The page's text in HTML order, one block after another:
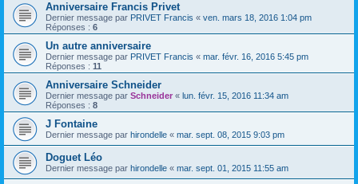
Anniversaire Francis Privet
Dernier message par PRIVET Francis « ven. mars 18, 2016 1:04 pm
Réponses : 6
Un autre anniversaire
Dernier message par PRIVET Francis « mar. févr. 16, 2016 5:45 pm
Réponses : 11
Anniversaire Schneider
Dernier message par Schneider « lun. févr. 15, 2016 11:34 am
Réponses : 8
J Fontaine
Dernier message par hirondelle « mar. sept. 08, 2015 9:03 pm
Doguet Léo
Dernier message par hirondelle « mar. sept. 01, 2015 11:55 am